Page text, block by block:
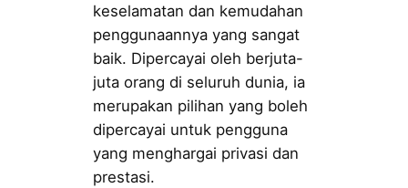
keselamatan dan kemudahan
penggunaannya yang sangat
baik. Dipercayai oleh berjuta-
juta orang di seluruh dunia, ia
merupakan pilihan yang boleh
dipercayai untuk pengguna
yang menghargai privasi dan
prestasi.